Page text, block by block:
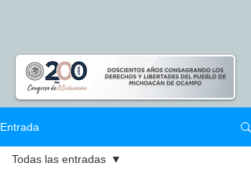
Entrada
Todas las entradas